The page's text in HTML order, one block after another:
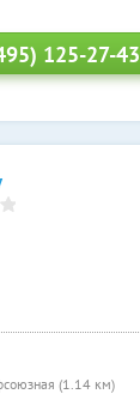
125-27-43
(1.14 км)